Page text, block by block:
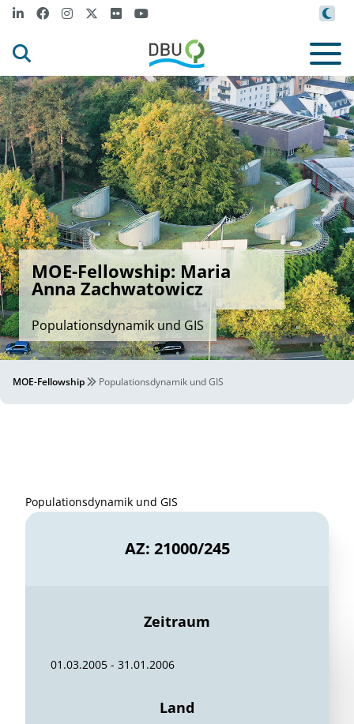
MOE-Fellowship: Maria
Anna Zachwatowicz
Populationsdynamik und GIS
MOE-Fellowship Populationsdynamik und GIS
Populationsdynamik und GIS
AZ: 21000/245
Zeitraum
01.03.2005 - 31.01.2006
Land